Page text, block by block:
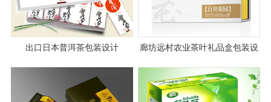
出口日本普洱茶包装设计
廊坊远村农业茶叶礼品盒包装设